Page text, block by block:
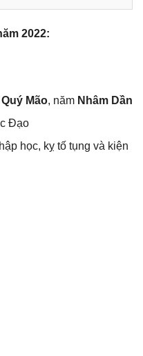
2022:
Quý Mão, năm Nhâm Dần
Đạo
học, kỵ tố tụnɡ và kiện